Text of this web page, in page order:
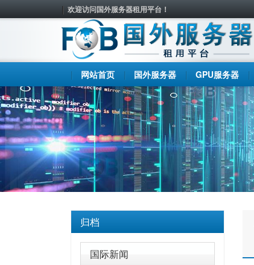
欢迎访问国外服务器租用平台！
网站首页 国外服务器 GPU服务器
归档
国际新闻